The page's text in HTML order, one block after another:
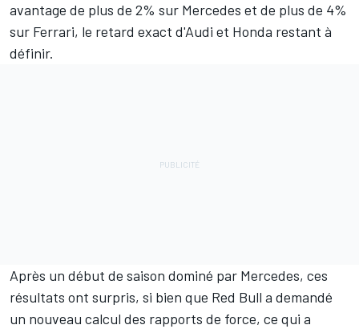
avantage de plus de 2% sur Mercedes et de plus de 4%
sur Ferrari, le retard exact d'Audi et Honda restant à
définir.
Après un début de saison dominé par Mercedes, ces
résultats ont surpris, si bien que Red Bull a demandé
un nouveau calcul des rapports de force, ce qui a